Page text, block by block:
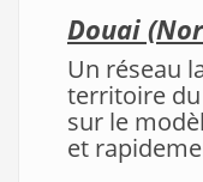
Douai
Un réseau
territoire du
sur le
et